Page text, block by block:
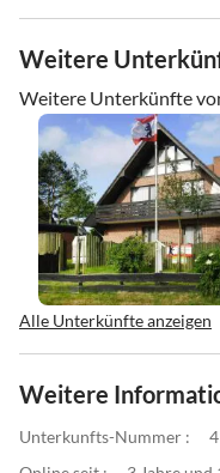
Weitere
Weitere Unterkünfte
Alle Unterkünfte anzeigen
Weitere
Unterkunfts-Nummer :